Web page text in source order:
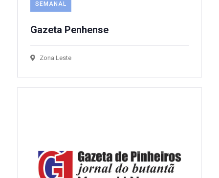
SEMANAL
Gazeta Penhense
Zona Leste